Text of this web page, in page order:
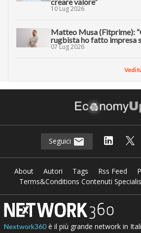
10 Lug 2026
Matteo Musa (Fitprime):
rugbista ho fatto impresa
07 Lug 2026
Vedi
Seguici
About Autori Tags Rss Feed
Terms&Conditions Contenuti
Nextwork360è il più grande network in